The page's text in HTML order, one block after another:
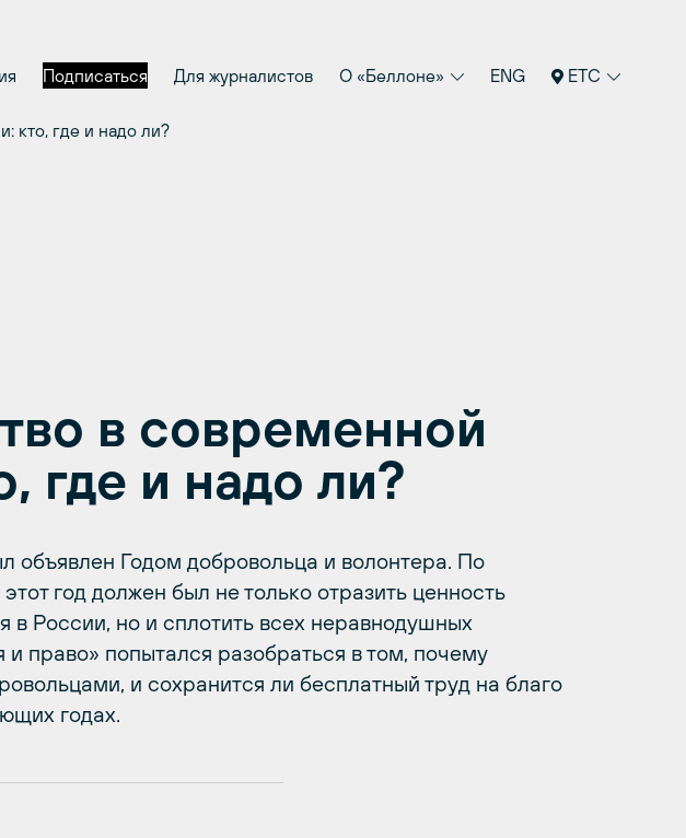
Подписаться Для журналистов О «Беллоне» ENG ETC
кто, где и надо ли?
в современной
где и надо ли?
объявлен Годом добровольца и волонтера. По
год должен был не только отразить ценность
в России, но и сплотить всех неравнодушных
право» попытался разобраться в том, почему
и сохранится ли бесплатный труд на благо
годах.